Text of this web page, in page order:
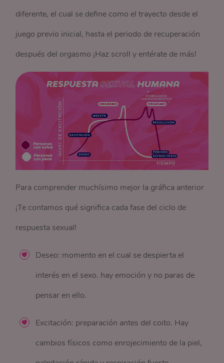
diferente, el cual se define como el trayecto desde el
juego previo inicial, hasta el periodo de recuperación
después del orgasmo ¡Haz scroll y entérate de más!
Para comprender muchísimo mejor la gráfica anterior
¡Te contamos qué significa cada fase del ciclo de
respuesta sexual!
Deseo: momento en el cual se despierta el
interés en el sexo. hay emoción y no paras de
pensar en ello.
Excitación: preparación antes del coito. Hay
cambios físicos como enrojecimiento de la piel,